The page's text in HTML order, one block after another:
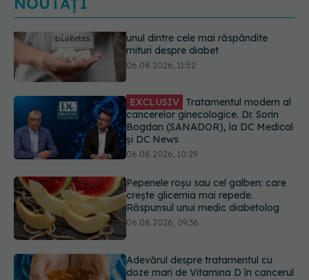
EXCLUSIV Tratamentul modern al
cancerelor ginecologice. Dr. Sorin
06.08.2026, 10:29
Pepenele roșu sau cel galben: care
crește glicemia mai repede.
Răspunsul unui medic diabetolog
Adevărul despre tratamentul cu
doze mari de Vitamina D în cancerul